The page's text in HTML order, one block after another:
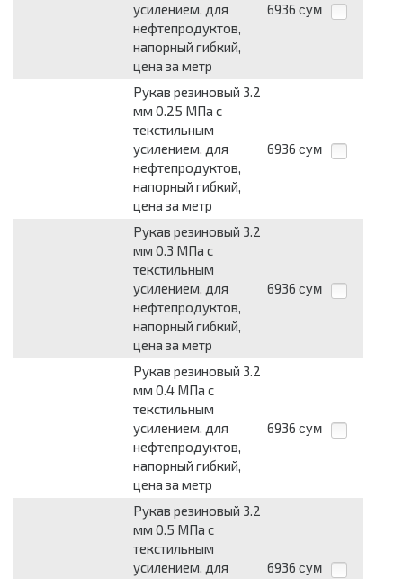
усилением, для
нефтепродуктов,
напорный гибкий,
цена за метр
6936 сум
Рукав резиновый 3.2
мм 0.25 МПа с
текстильным
усилением, для
нефтепродуктов,
напорный гибкий,
цена за метр
6936 сум
Рукав резиновый 3.2
мм 0.3 МПа с
текстильным
усилением, для
нефтепродуктов,
напорный гибкий,
цена за метр
6936 сум
Рукав резиновый 3.2
мм 0.4 МПа с
текстильным
усилением, для
нефтепродуктов,
напорный гибкий,
цена за метр
6936 сум
Рукав резиновый 3.2
мм 0.5 МПа с
текстильным
усилением, для
6936 сум